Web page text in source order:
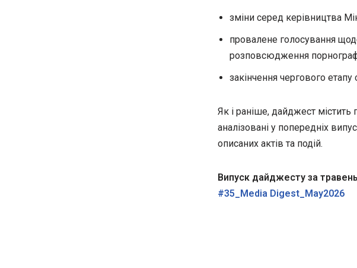
зміни серед керівництва
провалене голосування
розповсюдження
закінчення чергового
Як і раніше, дайджест містить
аналізовані у попередніх
описаних актів та подій.
Випуск дайджесту за
#35_Media Digest_May2026